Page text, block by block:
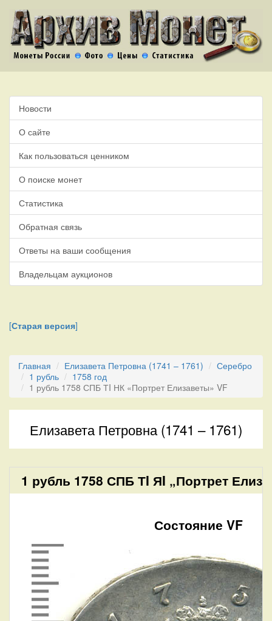
Новости
О сайте
Как пользоваться ценником
О поиске монет
Статистика
Обратная связь
Ответы на ваши сообщения
Владельцам аукционов
[Старая версия]
Главная Елизавета Петровна (1741 – 1761)
Серебро
1 рубль
1758 год
1 рубль 1758 СПБ ТI НК «Портрет Елизаветы» VF
Елизавета Петровна (1741 – 1761)
1 рубль 1758 СПБ ТI ЯI „Портрет
Состояние VF